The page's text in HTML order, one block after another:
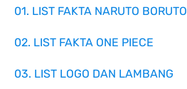
01. LIST FAKTA NARUTO BORUTO
02. LIST FAKTA ONE PIECE
03. LIST LOGO DAN LAMBANG